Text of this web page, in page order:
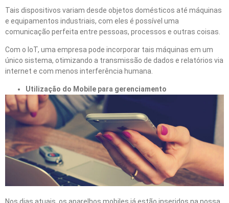
Tais dispositivos variam desde objetos domésticos até máquinas
e equipamentos industriais, com eles é possível uma
comunicação perfeita entre pessoas, processos e outras coisas.
Com o IoT, uma empresa pode incorporar tais máquinas em um
único sistema, otimizando a transmissão de dados e relatórios via
internet e com menos interferência humana.
Utilização do Mobile para gerenciamento